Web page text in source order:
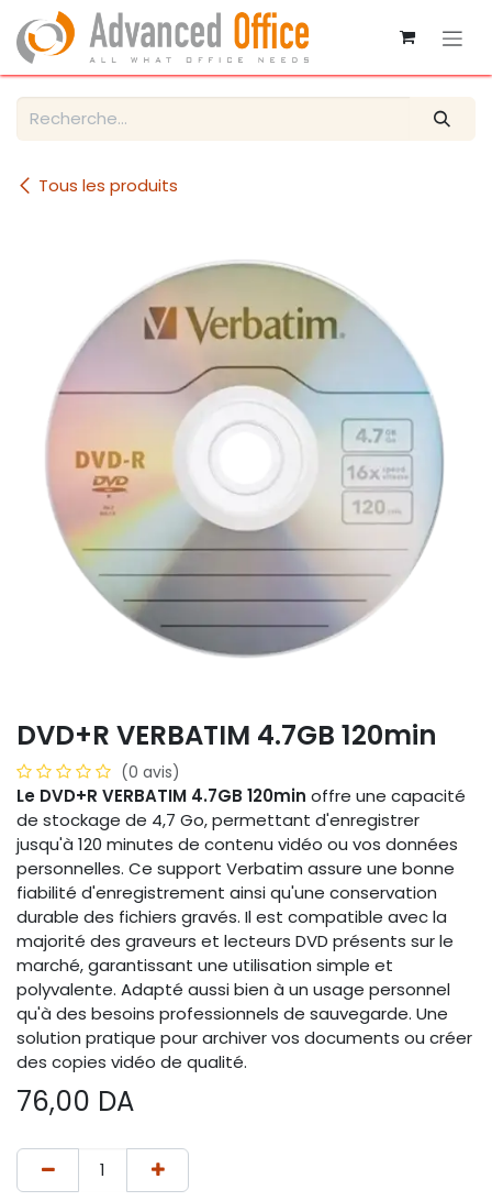
Se rendre au contenu
Tous les produits
DVD+R VERBATIM 4.7GB 120min
(0 avis)
Le DVD+R VERBATIM 4.7GB 120min offre une capacité
de stockage de 4,7 Go, permettant d'enregistrer
jusqu'à 120 minutes de contenu vidéo ou vos données
personnelles. Ce support Verbatim assure une bonne
fiabilité d'enregistrement ainsi qu'une conservation
durable des fichiers gravés. Il est compatible avec la
majorité des graveurs et lecteurs DVD présents sur le
marché, garantissant une utilisation simple et
polyvalente. Adapté aussi bien à un usage personnel
qu'à des besoins professionnels de sauvegarde. Une
solution pratique pour archiver vos documents ou créer
des copies vidéo de qualité.
76,00 DA